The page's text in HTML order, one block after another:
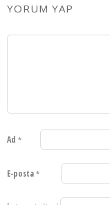
YORUM YAP
Ad *
E-posta *